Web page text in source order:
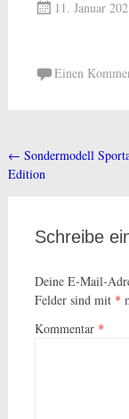
11. Januar
Einen
← Sondermodell
Edition
Schreibe
Deine E-Mail-
Felder sind mit *
Kommentar *